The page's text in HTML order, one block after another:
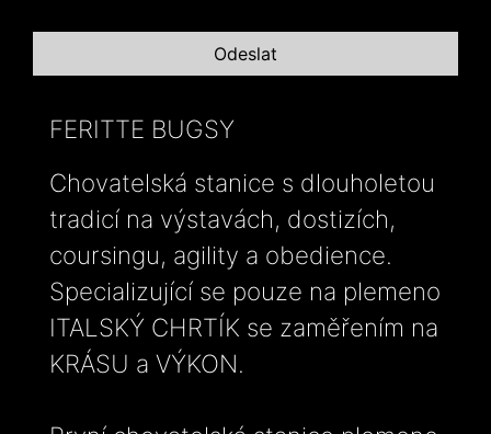
FERITTE BUGSY
Chovatelská stanice s dlouholetou
tradicí na výstavách, dostizích,
coursingu, agility a obedience.
Specializující se pouze na plemeno
ITALSKÝ CHRTÍK se zaměřením na
KRÁSU a VÝKON.